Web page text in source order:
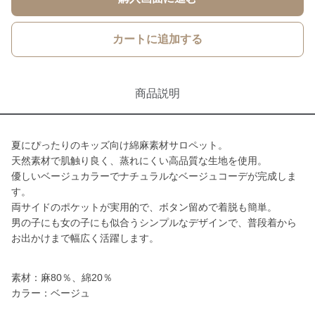
カートに追加する
商品説明
夏にぴったりのキッズ向け綿麻素材サロペット。
天然素材で肌触り良く、蒸れにくい高品質な生地を使用。
優しいベージュカラーでナチュラルなベージュコーデが完成しま
す。
両サイドのポケットが実用的で、ボタン留めで着脱も簡単。
男の子にも女の子にも似合うシンプルなデザインで、普段着から
お出かけまで幅広く活躍します。
素材：麻80％、綿20％
カラー：ベージュ